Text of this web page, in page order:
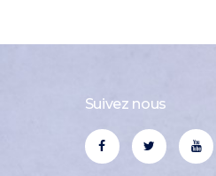
Suivez nous